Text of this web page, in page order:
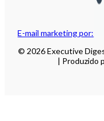
E-mail marketing por:
© 2026 Executive
| Produzido